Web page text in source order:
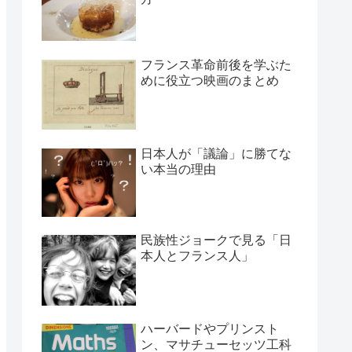
フランス革命前後を学ぶた
めに役立つ映画のまとめ
日本人が「議論」に勝てな
い本当の理由
民族性ジョークで見る「日
本人とフランス人」
ハーバードやプリンスト
ン、マサチューセッツ工科